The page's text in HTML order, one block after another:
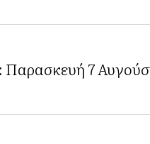
Παρασκευή 7